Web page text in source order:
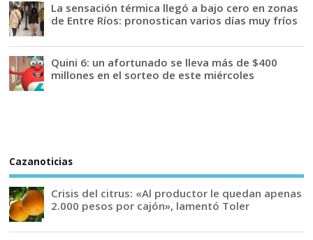
La sensación térmica llegó a bajo cero en zonas
de Entre Ríos: pronostican varios días muy fríos
Quini 6: un afortunado se lleva más de $400
millones en el sorteo de este miércoles
Cazanoticias
Crisis del citrus: «Al productor le quedan apenas
2.000 pesos por cajón», lamentó Toler